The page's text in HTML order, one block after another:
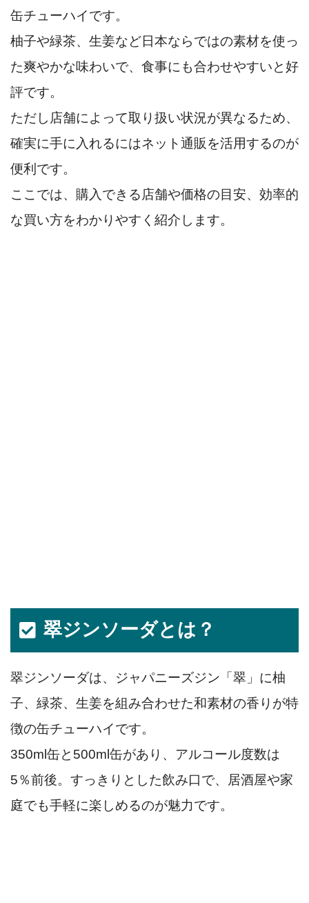
缶チューハイです。
柚子や緑茶、生姜など日本ならではの素材を使っ
た爽やかな味わいで、食事にも合わせやすいと好
評です。
ただし店舗によって取り扱い状況が異なるため、
確実に手に入れるにはネット通販を活用するのが
便利です。
ここでは、購入できる店舗や価格の目安、効率的
な買い方をわかりやすく紹介します。
翠ジンソーダとは？
翠ジンソーダは、ジャパニーズジン「翠」に柚
子、緑茶、生姜を組み合わせた和素材の香りが特
徴の缶チューハイです。
350ml缶と500ml缶があり、アルコール度数は
5％前後。すっきりとした飲み口で、居酒屋や家
庭でも手軽に楽しめるのが魅力です。